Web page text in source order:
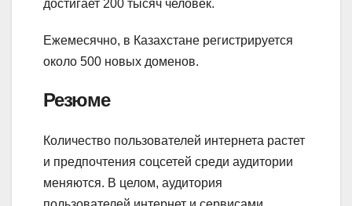
достигает 200 тысяч человек.
Ежемесячно, в Казахстане регистрируется
около 500 новых доменов.
Резюме
Количество пользователей интернета растет
и предпочтения соцсетей среди аудитории
меняются. В целом, аудитория